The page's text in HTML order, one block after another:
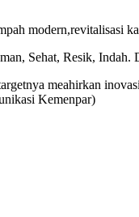
Sehat, Resik,
meahirkan
Kemenpar)